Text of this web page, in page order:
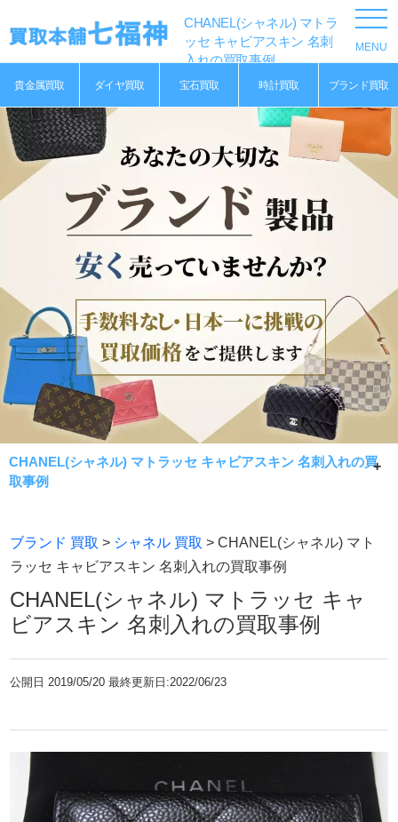
CHANEL(シャネル) マトラ
ッセ キャビアスキン 名刺
入れの買取事例
貴金属買取 ダイヤ買取 宝石買取 時計買取 ブランド買取
CHANEL(シャネル) マトラッセ キャビアスキン 名刺入れの買
取事例
CHANEL(シャネル) マトラッセ キャビアスキン 名刺入れの
買取事例です。
す。マトラッセ、カンボンライン、ココマークなど人気モ
デルを最大限価格で査定の七福神にお任せください！
ブランド 買取 > シャネル 買取 > CHANEL(シャネル) マト
ラッセ キャビアスキン 名刺入れの買取事例
CHANEL(シャネル) マトラッセ キャ
ビアスキン 名刺入れの買取事例
公開日2019/05/20 最終更新日:2022/06/23